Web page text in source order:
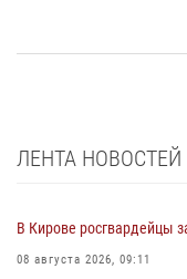
ЛЕНТА НОВОСТЕЙ
В Кирове росгвардейцы
08 августа 2026, 09:11